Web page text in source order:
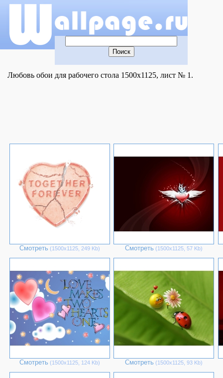
Любовь обои для рабочего стола 1500x1125, лист № 1.
Смотреть (1500х1125, 249 Kb) Смотреть (1500х1125, 57 Kb)
Смотреть (1500х1125, 124 Kb) Смотреть (1500х1125, 93 Kb)